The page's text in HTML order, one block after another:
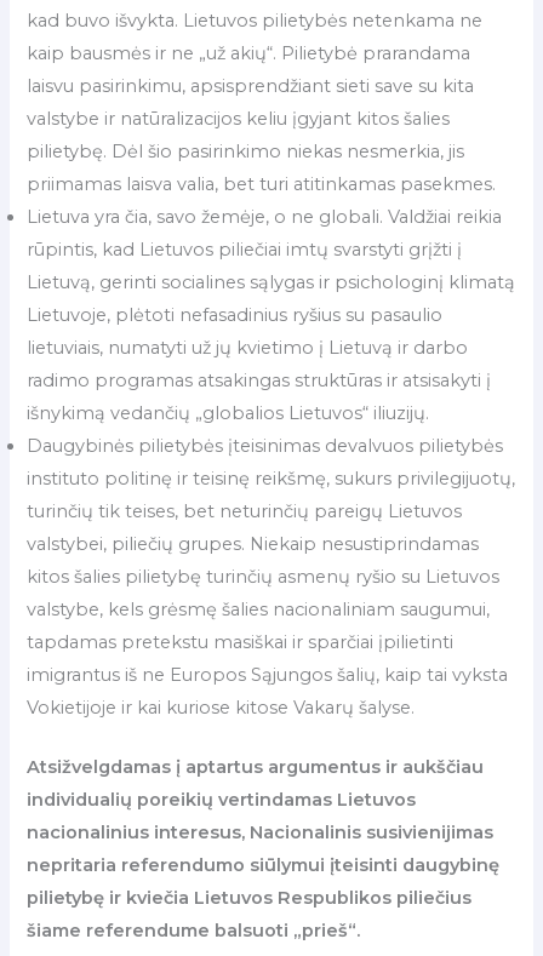
kad buvo išvykta. Lietuvos pilietybės netenkama ne
kaip bausmės ir ne „už akių“. Pilietybė prarandama
laisvu pasirinkimu, apsisprendžiant sieti save su kita
valstybe ir natūralizacijos keliu įgyjant kitos šalies
pilietybę. Dėl šio pasirinkimo niekas nesmerkia, jis
priimamas laisva valia, bet turi atitinkamas pasekmes.
Lietuva yra čia, savo žemėje, o ne globali. Valdžiai reikia
rūpintis, kad Lietuvos piliečiai imtų svarstyti grįžti į
Lietuvą, gerinti socialines sąlygas ir psichologinį klimatą
Lietuvoje, plėtoti nefasadinius ryšius su pasaulio
lietuviais, numatyti už jų kvietimo į Lietuvą ir darbo
radimo programas atsakingas struktūras ir atsisakyti į
išnykimą vedančių „globalios Lietuvos“ iliuzijų.
Daugybinės pilietybės įteisinimas devalvuos pilietybės
instituto politinę ir teisinę reikšmę, sukurs privilegijuotų,
turinčių tik teises, bet neturinčių pareigų Lietuvos
valstybei, piliečių grupes. Niekaip nesustiprindamas
kitos šalies pilietybę turinčių asmenų ryšio su Lietuvos
valstybe, kels grėsmę šalies nacionaliniam saugumui,
tapdamas pretekstu masiškai ir sparčiai įpilietinti
imigrantus iš ne Europos Sąjungos šalių, kaip tai vyksta
Vokietijoje ir kai kuriose kitose Vakarų šalyse.
Atsižvelgdamas į aptartus argumentus ir aukščiau
individualių poreikių vertindamas Lietuvos
nacionalinius interesus, Nacionalinis susivienijimas
nepritaria referendumo siūlymui įteisinti daugybinę
pilietybę ir kviečia Lietuvos Respublikos piliečius
šiame referendume balsuoti „prieš“.